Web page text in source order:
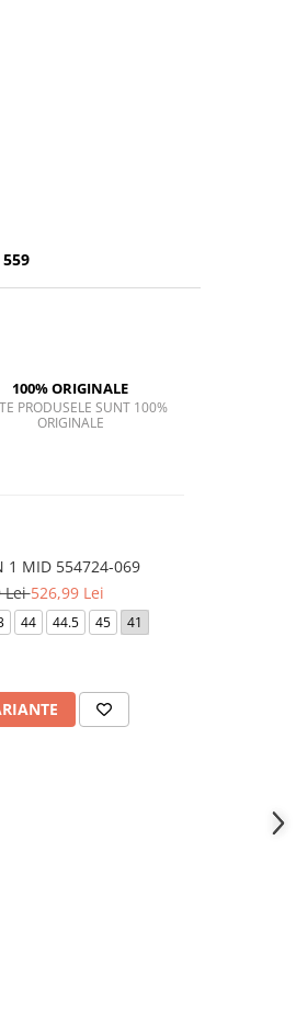
100% ORIGINALE
PRODUSELE SUNT 100%
ORIGINALE
1 MID 554724-069
Lei526,99 Lei
44 44.5 45 41